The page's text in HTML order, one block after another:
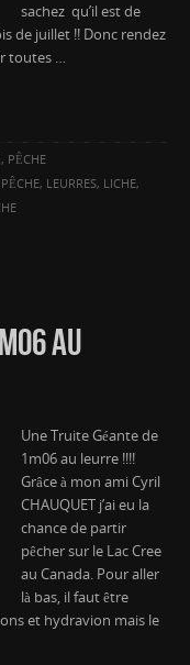
sachez qu’il est de
de juillet !! Donc rendez
toutes …
, PÊCHE
, LEURRES, LICHE,
AU
Une Truite Géante de
1m06 au leurre !!!!
Grâce à mon ami Cyril
CHAUQUET j’ai eu la
chance de partir
pêcher sur le Lac Cree
au Canada. Pour aller
là bas, il faut être
et hydravion mais le